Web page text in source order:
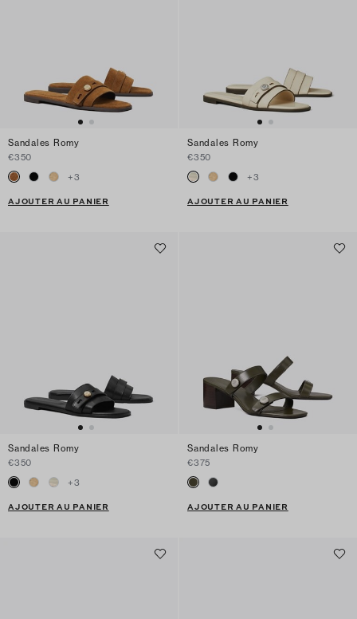
Sandales Romy
€350
+3
AJOUTER AU PANIER
Sandales Romy
€350
+3
AJOUTER AU PANIER
Sandales Romy
€350
+3
AJOUTER AU PANIER
Sandales Romy
€375
AJOUTER AU PANIER